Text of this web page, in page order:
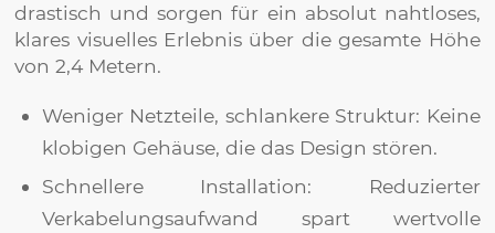
drastisch und sorgen für ein absolut nahtloses,
klares visuelles Erlebnis über die gesamte Höhe
von 2,4 Metern.
Weniger Netzteile, schlankere Struktur: Keine
klobigen Gehäuse, die das Design stören.
Schnellere Installation: Reduzierter
Verkabelungsaufwand spart wertvolle